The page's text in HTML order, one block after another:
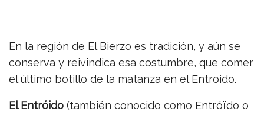
En la región de El Bierzo es tradición, y aún se
conserva y reivindica esa costumbre, que comer
el último botillo de la matanza en el Entroido.
El Entróido (también conocido como Entróïdo o